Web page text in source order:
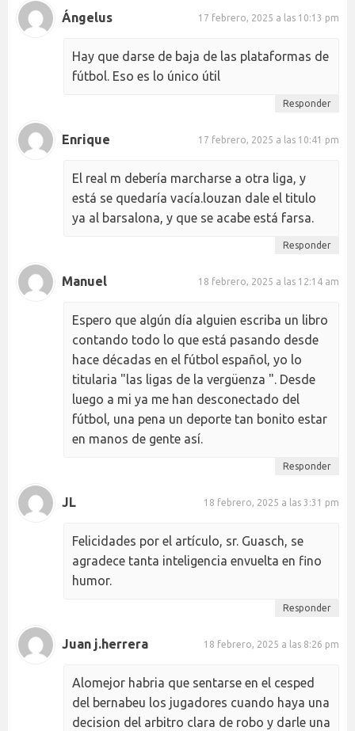
Ángelus 17 febrero, 2025 a las 10:13 pm
Hay que darse de baja de las plataformas de
fútbol. Eso es lo único útil
Responder
Enrique 17 febrero, 2025 a las 10:41 pm
El real m debería marcharse a otra liga, y
está se quedaría vacía.louzan dale el titulo
ya al barsalona, y que se acabe está farsa.
Responder
Manuel 18 febrero, 2025 a las 12:14 am
Espero que algún día alguien escriba un libro
contando todo lo que está pasando desde
hace décadas en el fútbol español, yo lo
titularia "las ligas de la vergüenza ". Desde
luego a mi ya me han desconectado del
fútbol, una pena un deporte tan bonito estar
en manos de gente así.
Responder
JL 18 febrero, 2025 a las 3:31 pm
Felicidades por el artículo, sr. Guasch, se
agradece tanta inteligencia envuelta en fino
humor.
Responder
Juan j.herrera 18 febrero, 2025 a las 8:26 pm
Alomejor habria que sentarse en el cesped
del bernabeu los jugadores cuando haya una
decision del arbitro clara de robo y darle una